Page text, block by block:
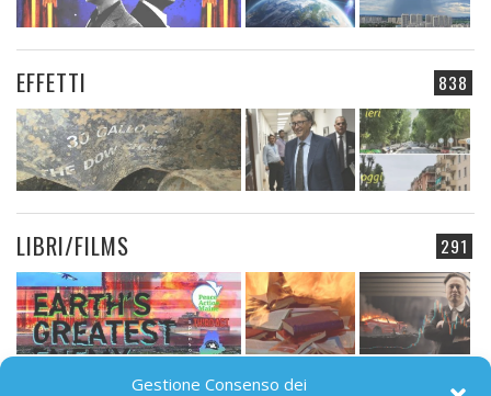
Gestione Consenso dei
838
EFFETTI
291
LIBRI/FILMS